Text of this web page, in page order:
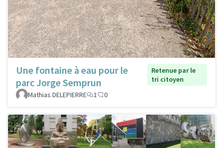
Une fontaine à eau pour le
parc Jorge Semprun
Retenue par le
tri citoyen
Mathias DELEPIERRE
1 0